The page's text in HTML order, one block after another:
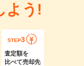
よう!
STEP3
査定額を
比べて売却先